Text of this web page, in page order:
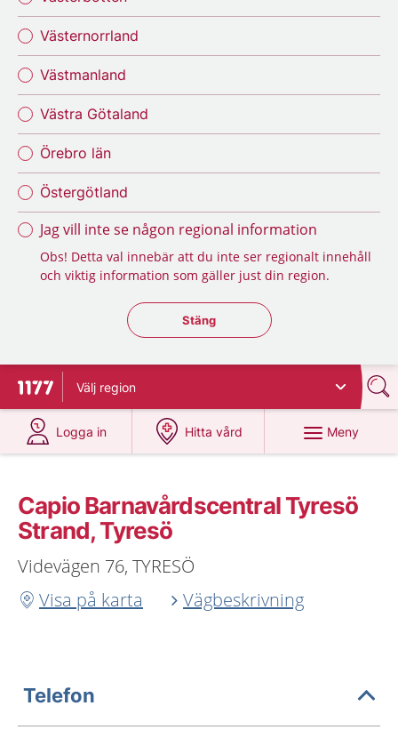
Västernorrland
Västmanland
Västra Götaland
Örebro län
Östergötland
Jag vill inte se någon regional information
Obs! Detta val innebär att du inte ser regionalt innehåll
och viktig information som gäller just din region.
Stäng regionsväljaren
Stäng
Till startsidan för 1177
Välj region
Logga in
på 1177.se
Hitta vård
på 1177.se
Meny
Capio Barnavårdscentral Tyresö
Strand, Tyresö
Videvägen 76, TYRESÖ
Visa på karta
Vägbeskrivning
Telefon